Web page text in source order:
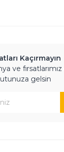
Kaçırmayın
ve
gelsin